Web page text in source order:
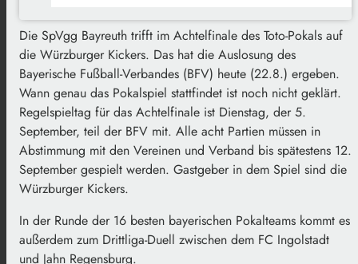
Die SpVgg Bayreuth trifft im Achtelfinale des Toto-Pokals auf
die Würzburger Kickers. Das hat die Auslosung des
Bayerische Fußball-Verbandes (BFV) heute (22.8.) ergeben.
Wann genau das Pokalspiel stattfindet ist noch nicht geklärt.
Regelspieltag für das Achtelfinale ist Dienstag, der 5.
September, teil der BFV mit. Alle acht Partien müssen in
Abstimmung mit den Vereinen und Verband bis spätestens 12.
September gespielt werden. Gastgeber in dem Spiel sind die
Würzburger Kickers.
In der Runde der 16 besten bayerischen Pokalteams kommt es
außerdem zum Drittliga-Duell zwischen dem FC Ingolstadt
und Jahn Regensburg.